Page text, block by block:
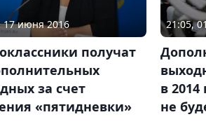
17 июня 2016
получат
за счет
«пятидневки»
21:05,
в 2014
не